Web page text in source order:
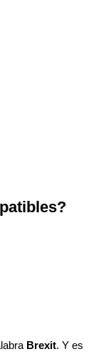
Brexit. Y es